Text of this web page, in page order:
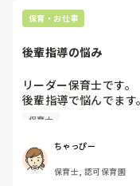
保育・お仕事
後輩指導の悩み
リーダー保育士です。
後輩指導で悩んでます。
初めて年長を持つ後輩
いで様子見てると直
り
他の職員に聞いてる様
保育士
ちゃっぴー
保育士, 認可保育園